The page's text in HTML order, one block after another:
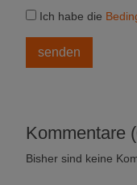
Ich habe die
Kommentare
Bisher sind keine